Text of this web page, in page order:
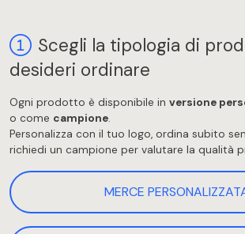
Scegli la tipologia di
desideri ordinare
Ogni prodotto è disponibile in versione
o come campione.
Personalizza con il tuo logo, ordina subito
richiedi un campione per valutare la qualità
MERCE